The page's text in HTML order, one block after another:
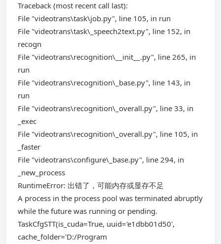
Traceback (most recent call last):
File "videotrans\task\job.py", line 105, in run
File "videotrans\task\_speech2text.py", line 152, in
recogn
File "videotrans\recognition\__init__.py", line 265, in
run
File "videotrans\recognition\_base.py", line 143, in
run
File "videotrans\recognition\_overall.py", line 33, in
_exec
File "videotrans\recognition\_overall.py", line 105, in
_faster
File "videotrans\configure\_base.py", line 294, in
_new_process
RuntimeError: 出错了，可能内存或显存不足
A process in the process pool was terminated abruptly
while the future was running or pending.
TaskCfgSTT(is_cuda=True, uuid='e1dbb01d50',
cache_folder='D:/Program